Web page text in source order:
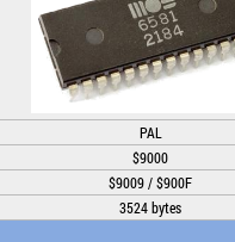
PAL
$9000
$9009 / $900F
3524 bytes